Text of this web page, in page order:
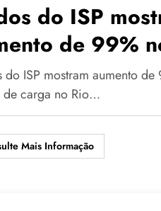
do ISP
de 99%
de carga no
do ISP mostram aumento de
de carga no Rio…
Mais Informação